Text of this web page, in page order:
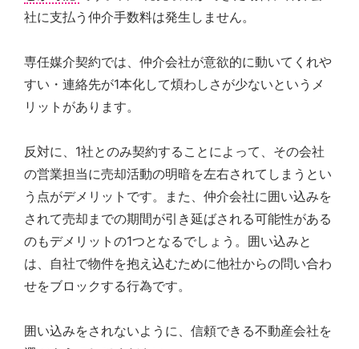
社に支払う仲介手数料は発生しません。
専任媒介契約では、仲介会社が意欲的に動いてくれや
すい・連絡先が1本化して煩わしさが少ないというメ
リットがあります。
反対に、1社とのみ契約することによって、その会社
の営業担当に売却活動の明暗を左右されてしまうとい
う点がデメリットです。また、仲介会社に囲い込みを
されて売却までの期間が引き延ばされる可能性がある
のもデメリットの1つとなるでしょう。囲い込みと
は、自社で物件を抱え込むために他社からの問い合わ
せをブロックする行為です。
囲い込みをされないように、信頼できる不動産会社を